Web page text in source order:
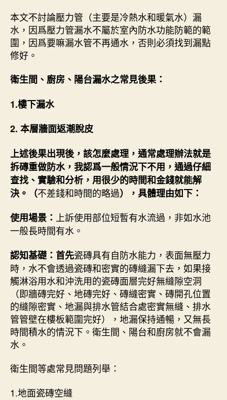
本文不討論壓力管（主要是冷熱水和暖氣水）漏
水，因爲壓力管漏水不屬於室內防水功能防範的範
圍，因爲要嘛漏水管不再通水，否則必須找到漏點
修好。
衛生間、廚房、陽台漏水之常見後果：
1.樓下漏水
2. 本層牆面返潮脫皮
上述後果出現後，該怎麼處理，通常處理辦法就是
拆磚重做防水，我認爲一般情況下不用，通過仔細
查找、實驗和分析，用很少的時間和金錢就能解
決。（不差錢和時間的略過），具體理由如下：
使用場景： 上訴使用部位短暫有水流過，非如水池
一般長時間有水。
認知基礎：首先瓷磚具有自防水能力，表面無壓力
時，水不會透過瓷磚和密實的磚縫漏下去，如果接
觸淋浴用水和沖洗用的瓷磚面層完好無縫隙空洞
（即牆磚完好、地磚完好、磚縫密實、磚開孔位置
的縫隙密實、地漏與排水管結合處密實無縫、排水
管管壁在樓板範圍完好），地漏保持通暢，又無長
時間積水的情況下。衛生間、陽台和廚房就不會漏
水。
衛生間等處常見問題列舉：
1.地面瓷磚空縫